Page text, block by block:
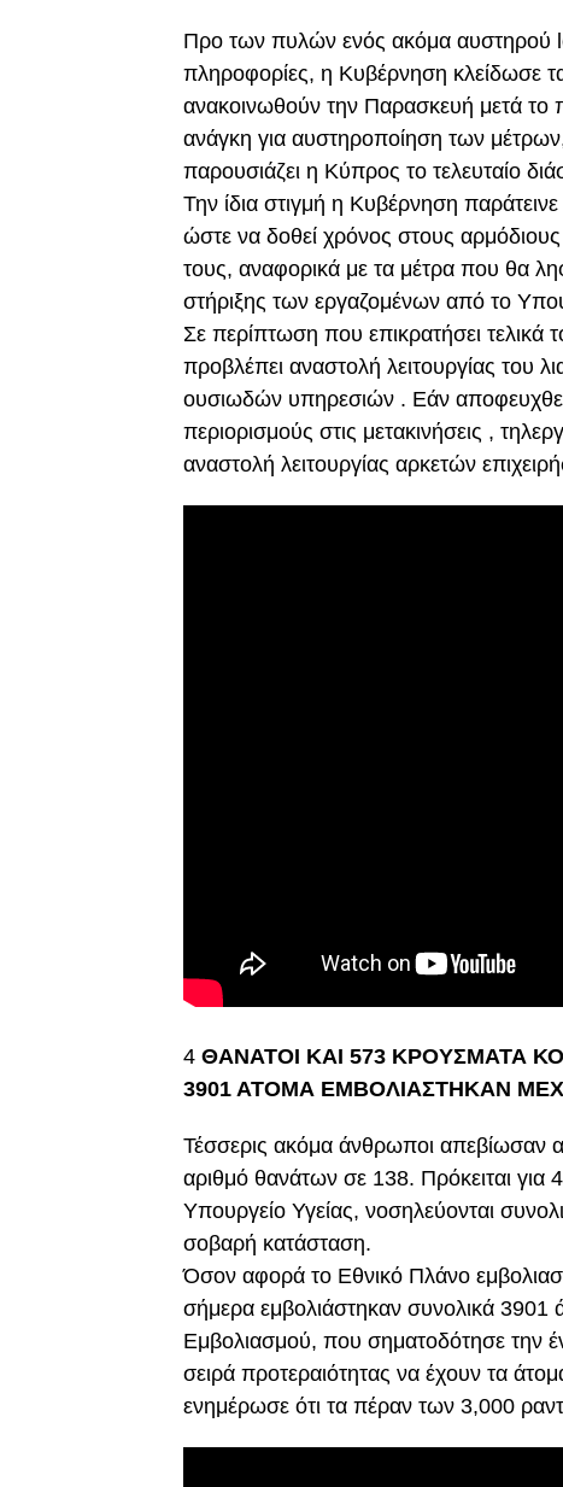
Προ των πυλών ενός ακόμα αυστηρού
πληροφορίες, η Κυβέρνηση κλείδωσε
ανακοινωθούν την Παρασκευή μετά το
ανάγκη για αυστηροποίηση των μέτρων,
παρουσιάζει η Κύπρος το τελευταίο
Την ίδια στιγμή η Κυβέρνηση
ώστε να δοθεί χρόνος στους
τους, αναφορικά με τα μέτρα που θα
στήριξης των εργαζομένων από το
Σε περίπτωση που επικρατήσει
προβλέπει αναστολή λειτουργίας του
ουσιωδών υπηρεσιών . Εάν
περιορισμούς στις μετακινήσεις ,
αναστολή λειτουργίας αρκετών
4 ΘΑΝΑΤΟΙ ΚΑΙ 573 ΚΡΟΥΣΜΑΤΑ
3901 ΑΤΟΜΑ ΕΜΒΟΛΙΑΣΤΗΚΑΝ
Τέσσερις ακόμα άνθρωποι απεβίωσαν
αριθμό θανάτων σε 138. Πρόκειται
Υπουργείο Υγείας, νοσηλεύονται
σοβαρή κατάσταση.
Όσον αφορά το Εθνικό Πλάνο
σήμερα εμβολιάστηκαν συνολικά 3901
Εμβολιασμού, που σηματοδότησε την
σειρά προτεραιότητας να έχουν τα
ενημέρωσε ότι τα πέραν των 3,000